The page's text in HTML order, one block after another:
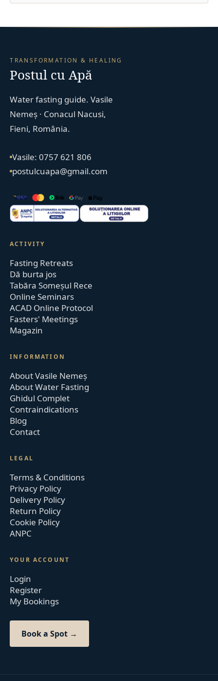
TRANSFORMATION & HEALING
Postul cu Apă
Water fasting guide. Vasile
Nemeș · Conacul Nacusi,
Fieni, România.
Vasile: 0757 621 806
postulcuapa@gmail.com
ACTIVITY
Fasting Retreats
Dă burta jos
Tabăra Someșul Rece
Online Seminars
ACAD Online Protocol
Fasters' Meetings
Magazin
INFORMATION
About Vasile Nemeș
About Water Fasting
Ghidul Complet
Contraindications
Blog
Contact
LEGAL
Terms & Conditions
Privacy Policy
Delivery Policy
Return Policy
Cookie Policy
ANPC
YOUR ACCOUNT
Login
Register
My Bookings
Book a Spot →